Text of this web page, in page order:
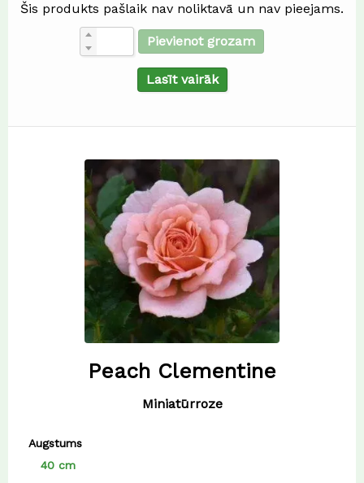
Šis produkts pašlaik nav noliktavā un nav pieejams.
Pievienot grozam
Lasīt vairāk
Peach Clementine
Miniatūrroze
Augstums
40 cm